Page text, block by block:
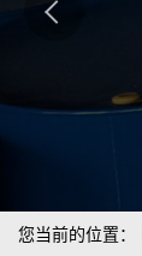
您当前的位置：